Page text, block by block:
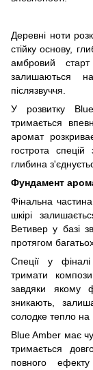
Деревні ноти
стійку основу,
амбровий
залишаються
післязвуччя.
У розвитку
тримається
аромат
гострота
глибина
Фундамент
Фінальна
шкірі
Ветивер у базі
протягом
Спеції у
тримати
завдяки якому
зникають,
солодке тепло на
Blue Amber має
тримається
повного